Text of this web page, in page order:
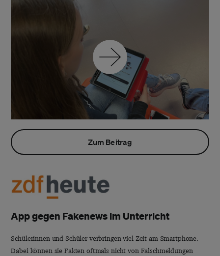
Zum Beitrag
App gegen Fakenews im Unterricht
Schülerinnen und Schüler verbringen viel Zeit am Smartphone.
Dabei können sie Fakten oftmals nicht von Falschmeldungen